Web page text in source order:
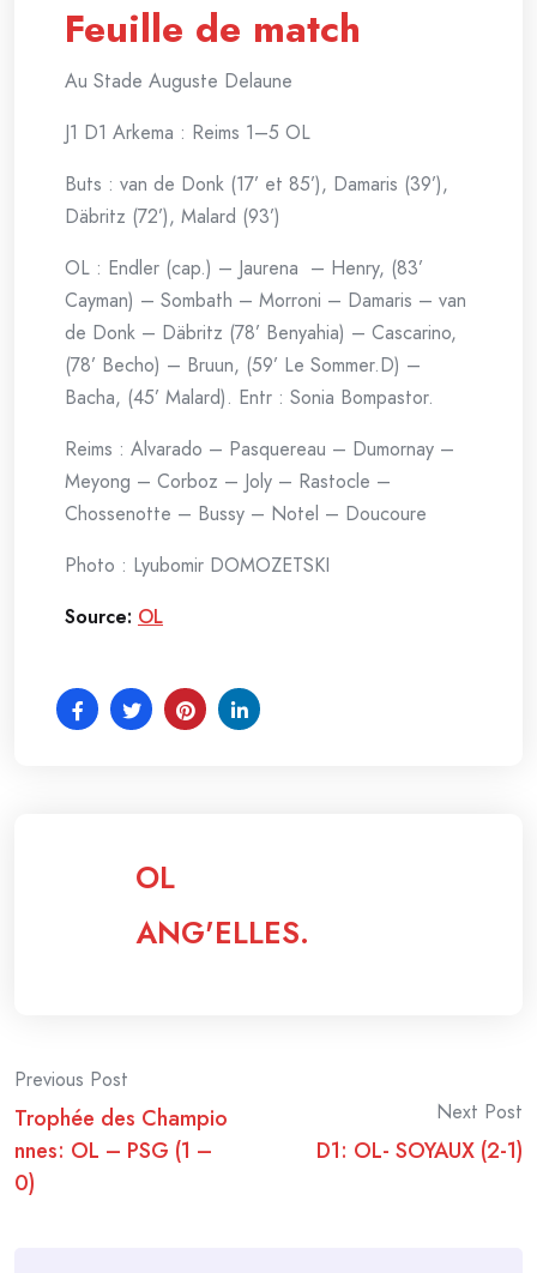
Feuille de match
Au Stade Auguste Delaune
J1 D1 Arkema : Reims 1–5 OL
Buts : van de Donk (17’ et 85’), Damaris (39’),
Däbritz (72’), Malard (93’)
OL : Endler (cap.) – Jaurena – Henry, (83’
Cayman) – Sombath – Morroni – Damaris – van
de Donk – Däbritz (78’ Benyahia) – Cascarino,
(78’ Becho) – Bruun, (59’ Le Sommer.D) –
Bacha, (45’ Malard). Entr : Sonia Bompastor.
Reims : Alvarado – Pasquereau – Dumornay –
Meyong – Corboz – Joly – Rastocle –
Chossenotte – Bussy – Notel – Doucoure
Photo : Lyubomir DOMOZETSKI
Source: OL
OL
ANG'ELLES.
Post
navigation
Previous Post
Trophée des Champio
nnes: OL – PSG (1 –
0)
Next Post
D1: OL- SOYAUX (2-1)